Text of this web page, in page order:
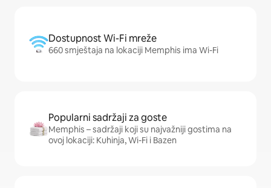
Dostupnost Wi-Fi mreže
660 smještaja na lokaciji Memphis ima Wi-Fi
Popularni sadržaji za goste
Memphis – sadržaji koji su najvažniji gostima na
ovoj lokaciji: Kuhinja, Wi-Fi i Bazen